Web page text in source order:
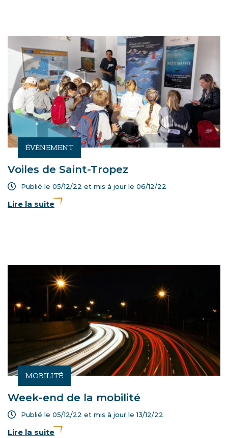
ÉVÈNEMENT
Voiles de Saint-Tropez
Publié le 05/12/22 et mis à jour le 06/12/22
Lire la suite
MOBILITÉ
Week-end de la mobilité
Publié le 05/12/22 et mis à jour le13/12/22
Lire la suite